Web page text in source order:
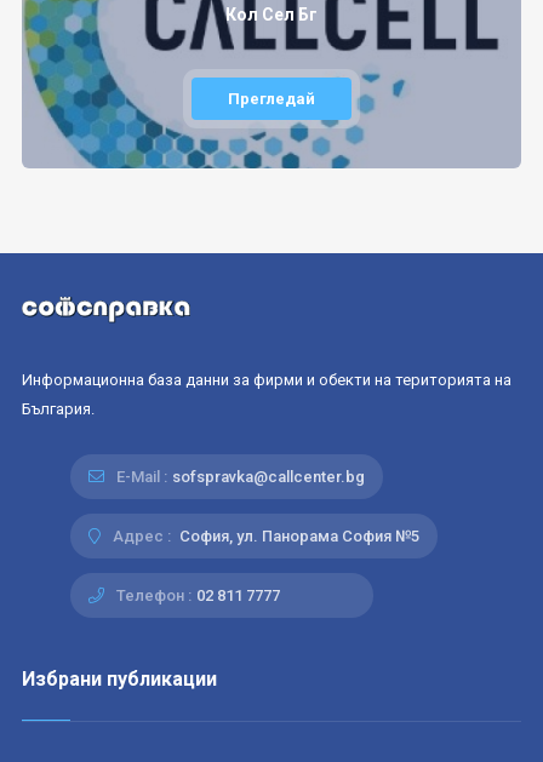
Кол Сел Бг
Прегледай
Информационна база данни за фирми и обекти на територията на
България.
E-Mail : sofspravka@callcenter.bg
Адрес : София, ул. Панорама София №5
Телефон : 02 811 7777
Избрани публикации